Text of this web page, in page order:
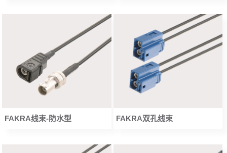
FAKRA线束-防水型 FAKRA双孔线束